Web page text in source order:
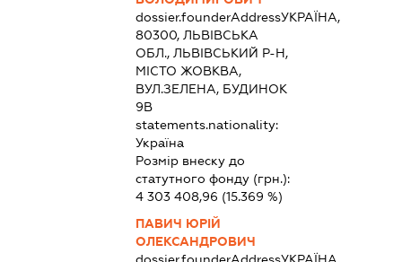
dossier.founderAddressУКРАЇНА,
80300, ЛЬВІВСЬКА
ОБЛ., ЛЬВІВСЬКИЙ Р-Н,
МІСТО ЖОВКВА,
ВУЛ.ЗЕЛЕНА, БУДИНОК
9В
statements.nationality:
Україна
Розмір внеску до
статутного фонду (грн.):
4 303 408,96 (15.369 %)
ПАВИЧ ЮРІЙ
ОЛЕКСАНДРОВИЧ